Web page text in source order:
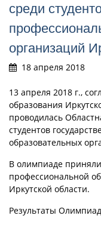
среди
организаций
18 апреля 2018
13 апреля 2018 г.,
образования
проводилась
студентов
образовательных
В олимпиаде приняли
профессиональной
Иркутской области.
Результаты